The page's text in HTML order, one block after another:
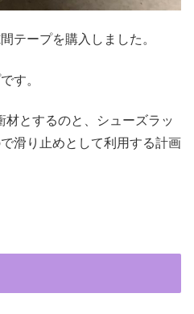
テープを購入しました。
す。
材とするのと、シューズラッ
滑り止めとして利用する計画